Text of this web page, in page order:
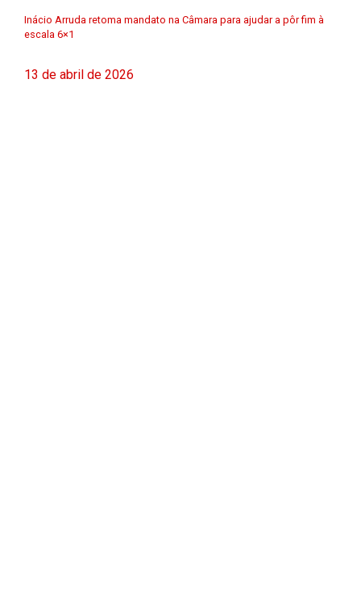
Inácio Arruda retoma mandato na Câmara para ajudar a pôr fim à
escala 6×1
13 de abril de 2026